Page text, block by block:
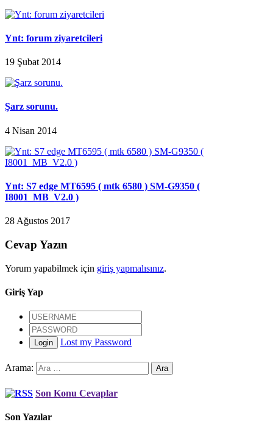
Ynt: forum ziyaretcileri
19 Şubat 2014
Şarz sorunu.
4 Nisan 2014
Ynt: S7 edge MT6595 ( mtk 6580 ) SM-G9350 (
I8001_MB_V2.0 )
28 Ağustos 2017
Cevap Yazın
Yorum yapabilmek için giriş yapmalısınız.
Giriş Yap
Login Lost my Password
Arama:
Son Konu Cevaplar
Son Yazılar